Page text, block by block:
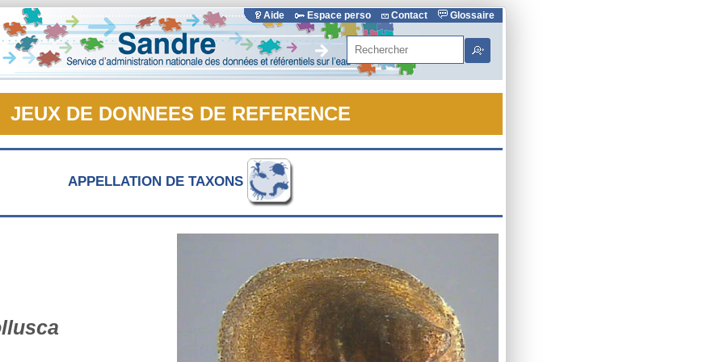
Aide Espace perso Contact Glossaire
Rechercher
JEUX DE DONNEES DE REFERENCE
APPELLATION DE TAXONS